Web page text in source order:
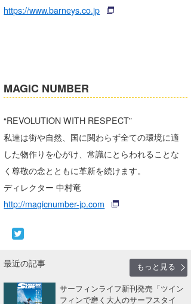
https://www.barneys.co.jp
MAGIC NUMBER
“REVOLUTION WITH RESPECT”
私達は街や自然、国に関わらず全ての環境に適
した物作りを心がけ、常識にとらわれることな
く尊敬の念とともに革新を続けます。
ディレクター 中村竜
http://magicnumber-jp.com
最近の記事
もっと見る
サーフィンライフ新刊発売「ツイン
フィンで磨く大人のサーフスタイ